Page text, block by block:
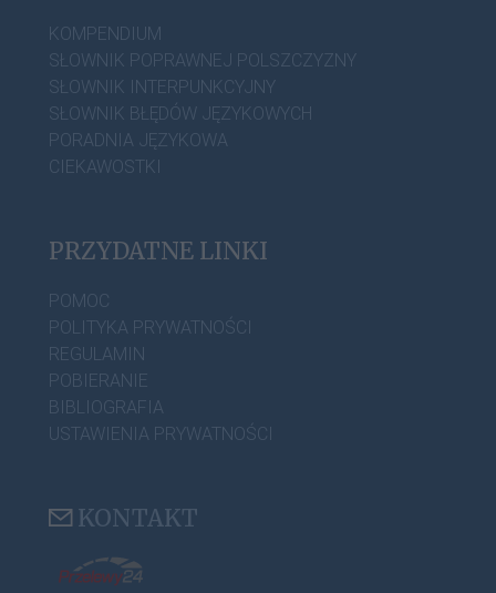
KOMPENDIUM
SŁOWNIK POPRAWNEJ POLSZCZYZNY
SŁOWNIK INTERPUNKCYJNY
SŁOWNIK BŁĘDÓW JĘZYKOWYCH
PORADNIA JĘZYKOWA
CIEKAWOSTKI
PRZYDATNE LINKI
POMOC
POLITYKA PRYWATNOŚCI
REGULAMIN
POBIERANIE
BIBLIOGRAFIA
USTAWIENIA PRYWATNOŚCI
KONTAKT